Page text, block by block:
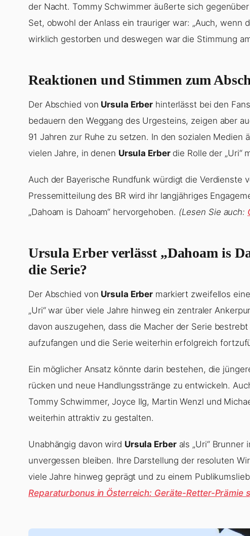
der Nacht. Tommy Schwimmer äußerte sich
Set, obwohl der Anlass ein trauriger war: „Auch, wenn
wirklich gestorben und deswegen war die Stimmung
Reaktionen und Stimmen zum
Der Abschied von Ursula Erber hinterlässt bei den
bedauern den Weggang des Urgesteins, zeigen aber
91 Jahren zur Ruhe zu setzen. In den sozialen Medien
vielen Jahre, in denen Ursula Erberdie Rolle der „Uri“
Auch der Bayerische Rundfunk würdigt die Verdienste
Pressemitteilung des BR wird ihr langjähriges
„Dahoam is Dahoam“ hervorgehoben. (Lesen Sie auch:
Ursula Erber verlässt „Dahoam is
die Serie?
Der Abschied von Ursula Erber markiert zweifellos
„Uri“ war über viele Jahre hinweg ein zentraler
davon auszugehen, dass die Macher der Serie
aufzufangen und die Serie weiterhin erfolgreich
Ein möglicher Ansatz könnte darin bestehen, die
rücken und neue Handlungsstränge zu entwickeln.
Tommy Schwimmer, Joyce Ilg, Martin Wenzl und
weiterhin attraktiv zu gestalten.
Unabhängig davon wird Ursula Erberals „Uri“ Brunner
unvergessen bleiben. Ihre Darstellung der resoluten
viele Jahre hinweg geprägt und zu einem
Reparaturbonus in Österreich: Geräte-Retter-Prämie